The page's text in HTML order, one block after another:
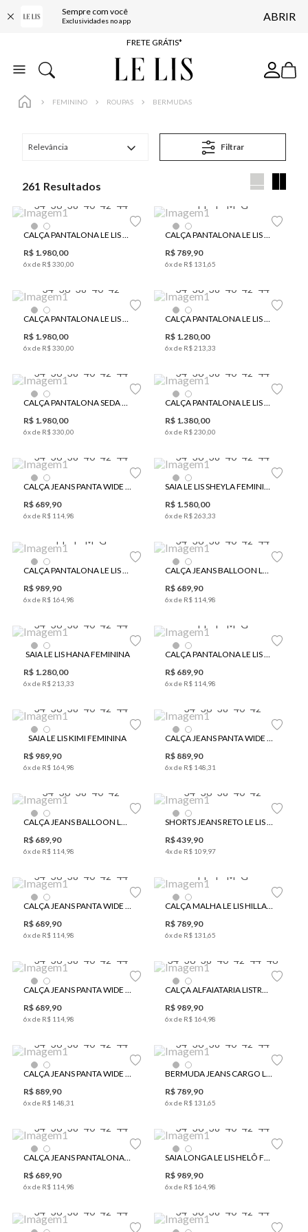
Sempre com você
Exclusividades no app ABRIR
ENTREGA EXPRESSA*
FRETE GRÁTIS*
BAIXE O APP
FEMININO ROUPAS BERMUDAS
Relevância Filtrar
261
34 36 38 40 42 44
CALÇA PANTALONA LE LIS SONIA FEMININA
R$ 1.980,00
6x de R$330 00
PP P M G
CALÇA PANTALONA LE LIS HORI FEMININA
R$ 789,90
6x de R$ 131 65
34 36 38 40 42
CALÇA PANTALONA LE LIS SAKURA I FEMININA
R$ 1.980,00
6x de R$330 00
34 36 38 40 42 44
CALÇA PANTALONA LE LIS HENNA FEMININA
R$ 1.280,00
6x de R$213 33
34 36 38 40 42 44
CALÇA PANTALONA SEDA LE LIS AKARI FEMININA
R$ 1.980,00
6x de R$330 00
34 36 38 40 42 44
CALÇA PANTALONA LE LIS SAKURA II FEMININA
R$ 1.380,00
6x de R$230 00
34 36 38 40 42 44
CALÇA JEANS PANTA WIDE LE LIS ISIS FEMININA
R$ 689,90
6x de R$ 114 98
34 36 38 40 42 44
SAIA LE LIS SHEYLA FEMININA
R$ 1.580,00
6x de R$263 33
PP P M G
CALÇA PANTALONA LE LIS JESSICA FEMININA
R$ 989,90
6x de R$ 164 98
34 36 38 40 42 44
CALÇA JEANS BALLOON LE LIS ISADORA FEMININA
R$ 689,90
6x de R$ 114 98
34 36 38 40 42 44
SAIA LE LIS HANA FEMININA
R$ 1.280,00
6x de R$213 33
PP P M G
CALÇA PANTALONA LE LIS HIRA FEMININA
R$ 689,90
6x de R$ 114 98
34 36 38 40 42 44
SAIA LE LIS KIMI FEMININA
R$ 989,90
6x de R$ 164 98
34 36 38 40 42
CALÇA JEANS PANTA WIDE LE LIS RORY FEMININA
R$ 889,90
6x de R$ 148 31
34 36 38 40 42
CALÇA JEANS BALLOON LE LIS LUCY FEMININA
R$ 689,90
6x de R$ 114 98
34 36 38 40 42
SHORTS JEANS RETO LE LIS RITA FEMININO
R$439,90
4x de R$ 109 97
34 36 38 40 42 44
CALÇA JEANS PANTA WIDE LE LIS LARA FEMININA
R$ 689,90
6x de R$ 114 98
PP P M G
CALÇA MALHA LE LIS HILLARY FEMININA
R$ 789,90
6x de R$ 131 65
34 36 38 40 42 44
CALÇA JEANS PANTA WIDE LE LIS LIANA FEMININA
R$ 689,90
6x de R$ 114 98
34 36 38 40 42 44 46
CALÇA ALFAIATARIA LISTRADA LE LIS MARIANA FEMININA
R$ 989,90
6x de R$ 164 98
34 36 38 40 42 44
CALÇA JEANS PANTA WIDE LE LIS RENATA FEMININA
R$ 889,90
6x de R$ 148 31
34 36 38 40 42 44
BERMUDA JEANS CARGO LE LIS RENATA FEMININA
R$ 789,90
6x de R$ 131 65
34 36 38 40 42 44
CALÇA JEANS PANTALONA LE LIS LORNA FEMININA
R$ 689,90
6x de R$ 114 98
34 36 38 40 42 44
SAIA LONGA LE LIS HELÔ FEMININA
R$ 989,90
6x de R$ 164 98
34 36 38 40 42 44 34 36 38 40 42 44